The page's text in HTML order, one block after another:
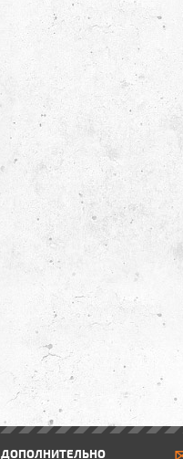
ДОПОЛНИТЕЛЬНО